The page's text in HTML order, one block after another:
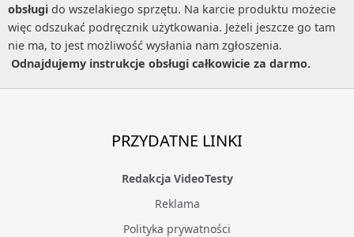
obsługi do wszelakiego sprzętu. Na karcie produktu możecie
więc odszukać podręcznik użytkowania. Jeżeli jeszcze go tam
nie ma, to jest możliwość wysłania nam zgłoszenia.
Odnajdujemy instrukcje obsługi całkowicie za darmo.
PRZYDATNE LINKI
Redakcja VideoTesty
Reklama
Polityka prywatności